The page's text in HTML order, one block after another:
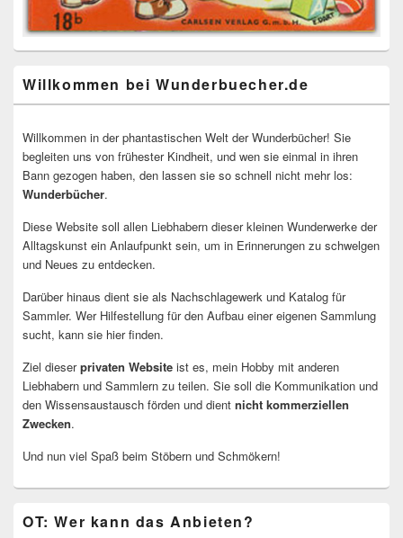
Willkommen bei Wunderbuecher.de
Willkommen in der phantastischen Welt der Wunderbücher! Sie
begleiten uns von frühester Kindheit, und wen sie einmal in ihren
Bann gezogen haben, den lassen sie so schnell nicht mehr los:
Wunderbücher.
Diese Website soll allen Liebhabern dieser kleinen Wunderwerke der
Alltagskunst ein Anlaufpunkt sein, um in Erinnerungen zu schwelgen
und Neues zu entdecken.
Darüber hinaus dient sie als Nachschlagewerk und Katalog für
Sammler. Wer Hilfestellung für den Aufbau einer eigenen Sammlung
sucht, kann sie hier finden.
Ziel dieserprivaten Website ist es, mein Hobby mit anderen
Liebhabern und Sammlern zu teilen. Sie soll die Kommunikation und
den Wissensaustausch förden und dient nicht kommerziellen
Zwecken.
Und nun viel Spaß beim Stöbern und Schmökern!
OT: Wer kann das Anbieten?